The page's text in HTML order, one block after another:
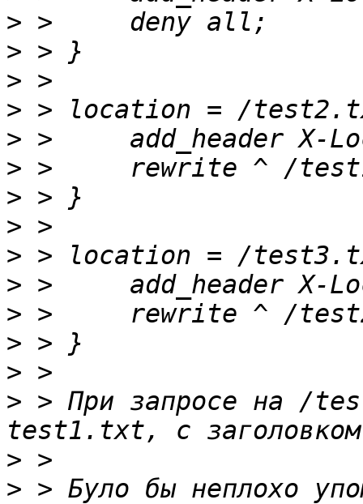
>
>
>
>
>
>
>
>
>
>
>
>
>
> > При запросе на /
>
> > Було бы неплохо